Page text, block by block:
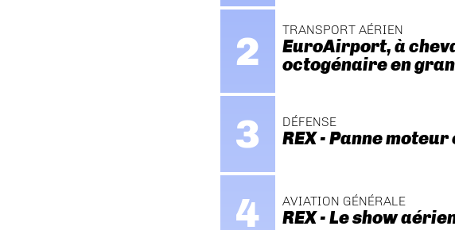
TRANSPORT AÉRIEN
EuroAirport, à
octogénaire en
DÉFENSE
REX - Panne
AVIATION GÉNÉRALE
REX - Le show